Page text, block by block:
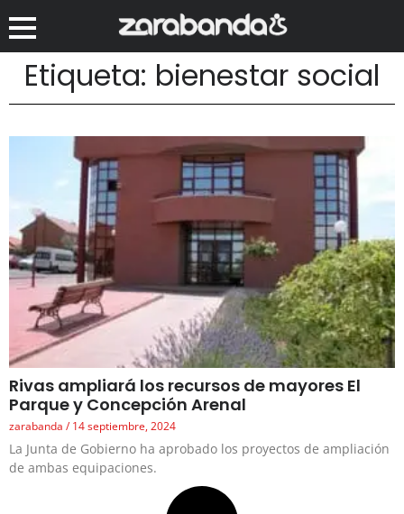
Etiqueta: bienestar social
Rivas ampliará los recursos de mayores El
Parque y Concepción Arenal
zarabanda 14 septiembre, 2024
La Junta de Gobierno ha aprobado los proyectos de ampliación
de ambas equipaciones.